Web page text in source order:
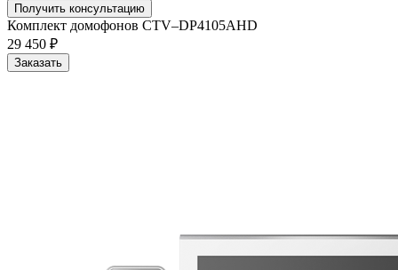
Получить консультацию
Комплект домофонов CTV–DP4105AHD
29 450 ₽
Заказать